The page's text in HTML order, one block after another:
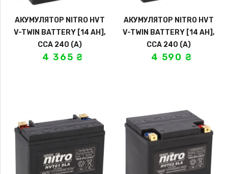
АКУМУЛЯТОР NITRO HVT
V-TWIN BATTERY [14 AH],
CCA 240 (A)
4 365₴
АКУМУЛЯТОР NITRO HVT
V-TWIN BATTERY [14 AH],
CCA 240 (A)
4 590 ₴